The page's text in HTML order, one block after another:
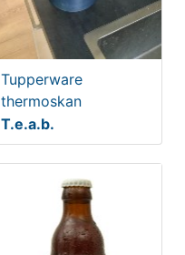
Tupperware
thermoskan
T.e.a.b.